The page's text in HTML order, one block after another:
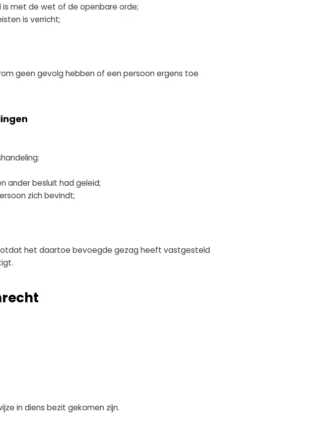
met de wet of de openbare orde;
is verricht;
geen gevolg hebben of een persoon ergens toe
ander besluit had geleid;
zich bevindt;
het daartoe bevoegde gezag heeft vastgesteld
in diens bezit gekomen zijn.